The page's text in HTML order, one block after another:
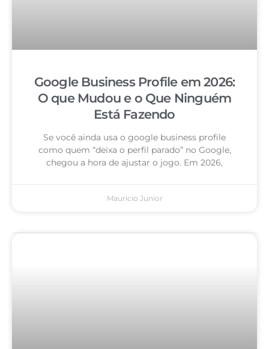
Google Business Profile em 2026:
O que Mudou e o Que Ninguém
Está Fazendo
Se você ainda usa o google business profile
como quem “deixa o perfil parado” no Google,
chegou a hora de ajustar o jogo. Em 2026,
Mauricio Junior